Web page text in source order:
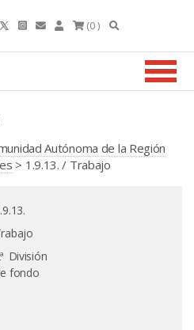
(0 )
Autónoma de la Región
> 1.9.13. / Trabajo
División
fondo